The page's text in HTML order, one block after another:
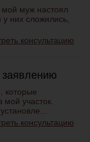
мой муж настоял
них сложились,
консультацию
заявлению
которые
мой участок.
консультацию